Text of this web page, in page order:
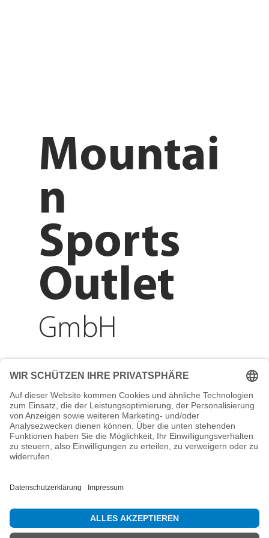
Adresse
Reichenberger Str. 1
84130 Dingolfing
Telefon
info@mountain-sports-
Mountai
n
Sports
Outlet
GmbH